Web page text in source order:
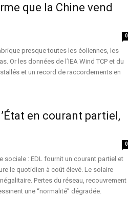
que la Chine vend
0
presque toutes les éoliennes, les
Or les données de l’IEA Wind TCP et du
et un record de raccordements en
en courant partiel,
0
sociale : EDL fournit un courant partiel et
le quotidien à coût élevé. Le solaire
Pertes du réseau, recouvrement
une “normalité” dégradée.